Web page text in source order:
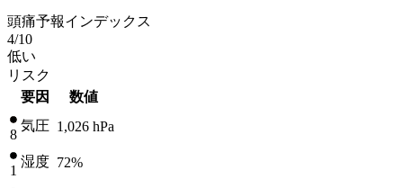
頭痛予報インデックス
4/10
低い
リスク
要因
数値
8
気圧 1,026 hPa
1
湿度 72%